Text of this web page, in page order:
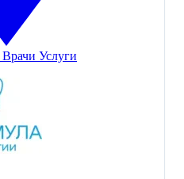
Врачи Услуги